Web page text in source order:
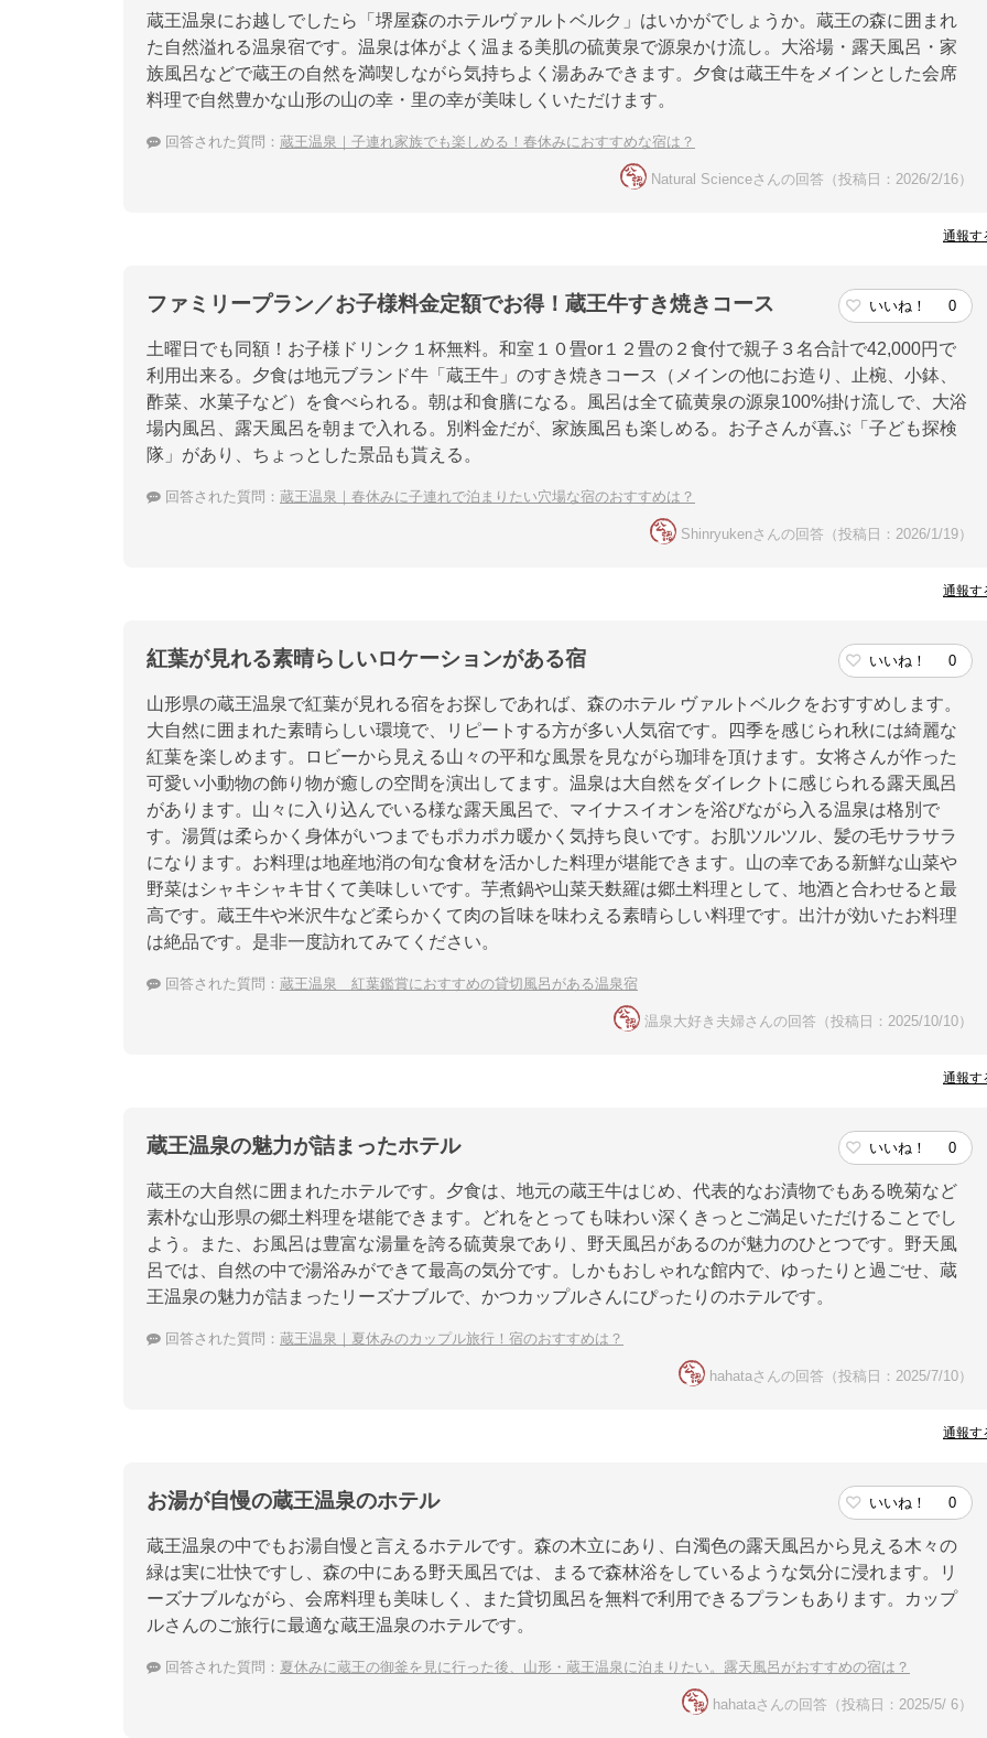
蔵王温泉にお越しでしたら「堺屋森のホテルヴァルトベルク」はいかがでしょうか。蔵王の森に囲まれ
た自然溢れる温泉宿です。温泉は体がよく温まる美肌の硫黄泉で源泉かけ流し。大浴場・露天風呂・家
族風呂などで蔵王の自然を満喫しながら気持ちよく湯あみできます。夕食は蔵王牛をメインとした会席
料理で自然豊かな山形の山の幸・里の幸が美味しくいただけます。
回答された質問： 蔵王温泉｜子連れ家族でも楽しめる！春休みにおすすめな宿は？
Natural Scienceさんの回答（投稿日：2026/2/16）
通報す
ファミリープラン／お子様料金定額でお得！蔵王牛すき焼きコース いいね！ 0
土曜日でも同額！お子様ドリンク１杯無料。和室１０畳or１２畳の２食付で親子３名合計で42,000円で
利用出来る。夕食は地元ブランド牛「蔵王牛」のすき焼きコース（メインの他にお造り、止椀、小鉢、
酢菜、水菓子など）を食べられる。朝は和食膳になる。風呂は全て硫黄泉の源泉100%掛け流しで、大浴
場内風呂、露天風呂を朝まで入れる。別料金だが、家族風呂も楽しめる。お子さんが喜ぶ「子ども探検
隊」があり、ちょっとした景品も貰える。
回答された質問： 蔵王温泉｜春休みに子連れで泊まりたい穴場な宿のおすすめは？
Shinryukenさんの回答（投稿日：2026/1/19）
通報す
紅葉が見れる素晴らしいロケーションがある宿 いいね！ 0
山形県の蔵王温泉で紅葉が見れる宿をお探しであれば、森のホテル ヴァルトベルクをおすすめします。
大自然に囲まれた素晴らしい環境で、リピートする方が多い人気宿です。四季を感じられ秋には綺麗な
紅葉を楽しめます。ロビーから見える山々の平和な風景を見ながら珈琲を頂けます。女将さんが作った
可愛い小動物の飾り物が癒しの空間を演出してます。温泉は大自然をダイレクトに感じられる露天風呂
があります。山々に入り込んでいる様な露天風呂で、マイナスイオンを浴びながら入る温泉は格別で
す。湯質は柔らかく身体がいつまでもポカポカ暖かく気持ち良いです。お肌ツルツル、髪の毛サラサラ
になります。お料理は地産地消の旬な食材を活かした料理が堪能できます。山の幸である新鮮な山菜や
野菜はシャキシャキ甘くて美味しいです。芋煮鍋や山菜天麩羅は郷土料理として、地酒と合わせると最
高です。蔵王牛や米沢牛など柔らかくて肉の旨味を味わえる素晴らしい料理です。出汁が効いたお料理
は絶品です。是非一度訪れてみてください。
回答された質問： 蔵王温泉 紅葉鑑賞におすすめの貸切風呂がある温泉宿
温泉大好き夫婦さんの回答（投稿日：2025/10/10）
通報す
蔵王温泉の魅力が詰まったホテル いいね！ 0
蔵王の大自然に囲まれたホテルです。夕食は、地元の蔵王牛はじめ、代表的なお漬物でもある晩菊など
素朴な山形県の郷土料理を堪能できます。どれをとっても味わい深くきっとご満足いただけることでし
よう。また、お風呂は豊富な湯量を誇る硫黄泉であり、野天風呂があるのが魅力のひとつです。野天風
呂では、自然の中で湯浴みができて最高の気分です。しかもおしゃれな館内で、ゆったりと過ごせ、蔵
王温泉の魅力が詰まったリーズナブルで、かつカップルさんにぴったりのホテルです。
回答された質問： 蔵王温泉｜夏休みのカップル旅行！宿のおすすめは？
hahataさんの回答（投稿日：2025/7/10）
通報す
お湯が自慢の蔵王温泉のホテル いいね！ 0
蔵王温泉の中でもお湯自慢と言えるホテルです。森の木立にあり、白濁色の露天風呂から見える木々の
緑は実に壮快ですし、森の中にある野天風呂では、まるで森林浴をしているような気分に浸れます。リ
ーズナブルながら、会席料理も美味しく、また貸切風呂を無料で利用できるプランもあります。カップ
ルさんのご旅行に最適な蔵王温泉のホテルです。
回答された質問： 夏休みに蔵王の御釜を見に行った後、山形・蔵王温泉に泊まりたい。露天風呂がおすすめの宿は？
hahataさんの回答（投稿日：2025/5/ 6）